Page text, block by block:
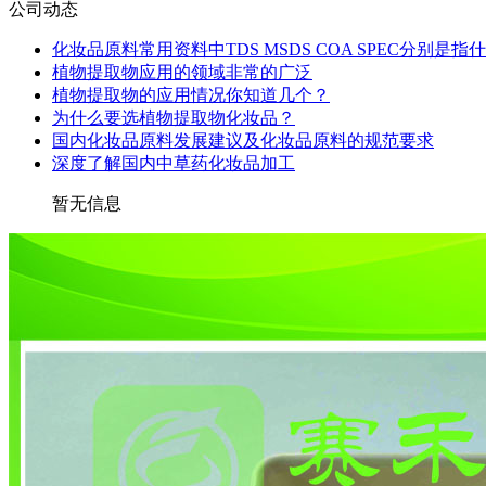
公司动态
化妆品原料常用资料中TDS MSDS COA SPEC分别是指
植物提取物应用的领域非常的广泛
植物提取物的应用情况你知道几个？
为什么要选植物提取物化妆品？
国内化妆品原料发展建议及化妆品原料的规范要求
深度了解国内中草药化妆品加工
暂无信息